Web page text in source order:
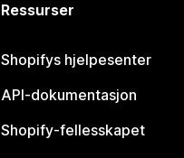
Ressurser
Shopifys hjelpesenter
API-dokumentasjon
Shopify-fellesskapet